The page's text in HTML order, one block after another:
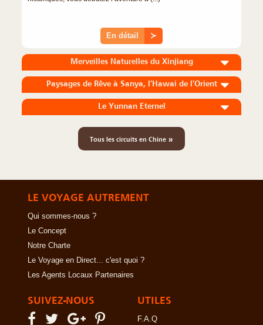
En détail ≻
Merveilles Naturelles du Xinjiang
Paysages de Rêve à Sanya, l'Hawai de l'Orient
Le Yunnan Eternel
Tous les circuits en Chine »
LE VOYAGE AUTREMENT
Qui sommes-nous ?
Le Concept
Notre Charte
Le Voyage en Direct... c'est quoi ?
Les Agents Locaux Partenaires
SUIVEZ-NOUS UTILES
F.A.Q